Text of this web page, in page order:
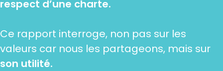
respect d’une charte.
Ce rapport interroge, non pas sur les
valeurs car nous les partageons, mais sur
son utilité.